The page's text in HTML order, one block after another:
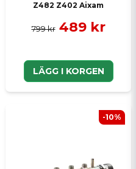
Z482 Z402 Aixam
799 kr 489 kr
LÄGG I KORGEN
-10%